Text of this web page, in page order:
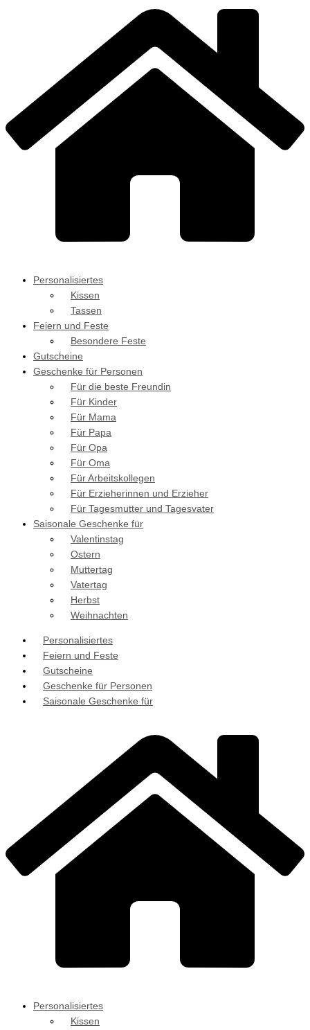
Personalisiertes
Kissen
Tassen
Feiern und Feste
Besondere Feste
Gutscheine
Geschenke für Personen
Für die beste Freundin
Für Kinder
Für Mama
Für Papa
Für Opa
Für Oma
Für Arbeitskollegen
Für Erzieherinnen und Erzieher
Für Tagesmutter und Tagesvater
Saisonale Geschenke für
Valentinstag
Ostern
Muttertag
Vatertag
Herbst
Weihnachten
Personalisiertes
Feiern und Feste
Gutscheine
Geschenke für Personen
Saisonale Geschenke für
Personalisiertes
Kissen